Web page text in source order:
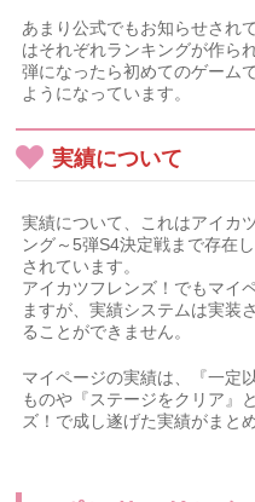
あまり公式でもお知らせされ
はそれぞれランキングが作ら
弾になったら初めてのゲーム
ようになっています。
実績について
実績について、これはアイカ
ング～5弾S4決定戦まで存在
されています。
アイカツフレンズ！でもマイ
ますが、実績システムは実装
ることができません。
マイページの実績は、『一定
ものや『ステージをクリア』
ズ！で成し遂げた実績がまと